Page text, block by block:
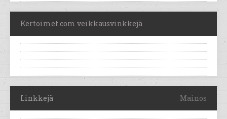
Kertoimet.com veikkausvinkkejä
Linkkejä Mainos